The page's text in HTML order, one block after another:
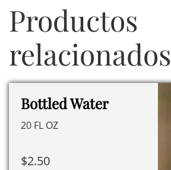
Productos
relacionados
Bottled Water
20 FL OZ
$2.50